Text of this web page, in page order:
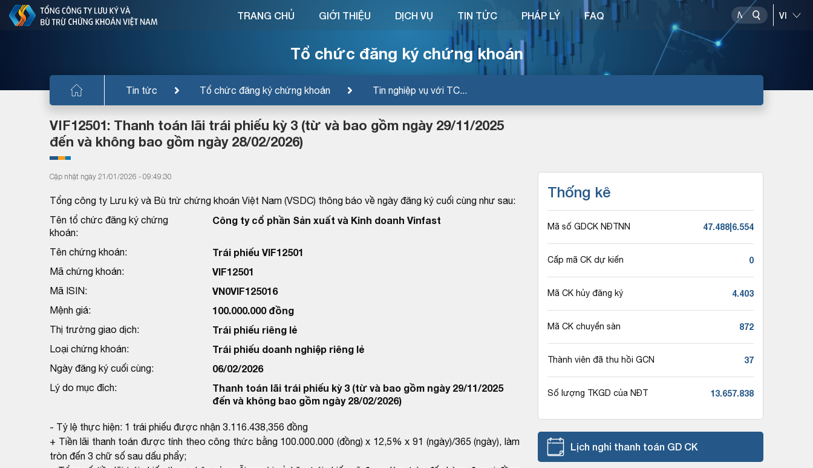
Tổ chức đăng ký chứng khoán
Tin tức Tổ chức đăng ký chứng khoán Tin nghiệp vụ với TC...
TRANG CHỦ GIỚI THIỆU DỊCH VỤ TIN TỨC PHÁP LÝ FAQ
VIF12501: Thanh toán lãi trái phiếu kỳ 3 (từ và bao gồm ngày 29/11/2025
đến và không bao gồm ngày 28/02/2026)
Cập nhật ngày 21/01/2026 - 09:49:30
Tổng công ty Lưu ký và Bù trừ chứng khoán Việt Nam (VSDC) thông báo về ngày đăng ký cuối cùng như sau:
Tên tổ chức đăng ký chứng
khoán:
Công ty cổ phần Sản xuất và Kinh doanh Vinfast
Tên chứng khoán: Trái phiếu VIF12501
Mã chứng khoán: VIF12501
Mã ISIN: VN0VIF125016
Mệnh giá: 100.000.000 đồng
Thị trường giao dịch: Trái phiếu riêng lẻ
Loại chứng khoán: Trái phiếu doanh nghiệp riêng lẻ
Ngày đăng ký cuối cùng: 06/02/2026
Lý do mục đích:
Thanh toán lãi trái phiếu kỳ 3 (từ và bao gồm ngày 29/11/2025
đến và không bao gồm ngày 28/02/2026)
- Tỷ lệ thực hiện: 1 trái phiếu được nhận 3.116.438,356 đồng
+ Tiền lãi thanh toán được tính theo công thức bằng 100.000.000 (đồng) x 12,5% x 91 (ngày)/365 (ngày), làm
tròn đến 3 chữ số sau dấu phẩy;
Thống kê
Mã số GDCK NĐTNN 47.488|6.554
Cấp mã CK dự kiến 0
Mã CK hủy đăng ký 4.403
Mã CK chuyển sàn 872
Thành viên đã thu hồi GCN 37
Số lượng TKGD của NĐT 13.657.838
Lịch nghỉ thanh toán GD CK